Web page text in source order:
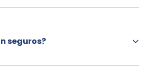
seguros?